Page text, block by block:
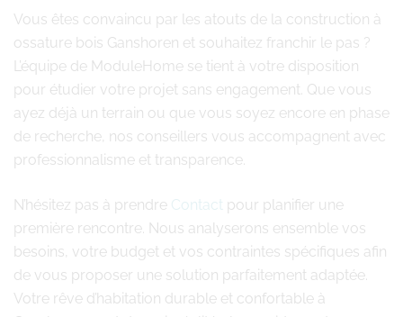
Vous êtes convaincu par les atouts de la construction à
ossature bois Ganshoren et souhaitez franchir le pas ?
L’équipe de ModuleHome se tient à votre disposition
pour étudier votre projet sans engagement. Que vous
ayez déjà un terrain ou que vous soyez encore en phase
de recherche, nos conseillers vous accompagnent avec
professionnalisme et transparence.
N’hésitez pas à prendre Contact pour planifier une
première rencontre. Nous analyserons ensemble vos
besoins, votre budget et vos contraintes spécifiques afin
de vous proposer une solution parfaitement adaptée.
Votre rêve d’habitation durable et confortable à